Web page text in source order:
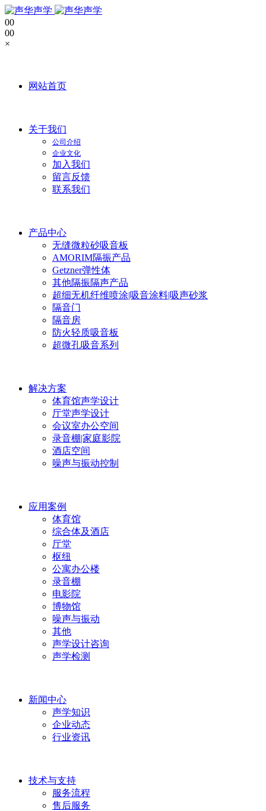
00
00
×
网站首页
关于我们
公司介绍
企业文化
加入我们
留言反馈
联系我们
产品中心
无缝微粒砂吸音板
AMORIM隔振产品
Getzner弹性体
其他隔振隔声产品
超细无机纤维喷涂|吸音涂料|吸声砂浆
隔音门
隔音房
防火轻质吸音板
超微孔吸音系列
解决方案
体育馆声学设计
厅堂声学设计
会议室办公空间
录音棚|家庭影院
酒店空间
噪声与振动控制
应用案例
体育馆
综合体及酒店
厅堂
枢纽
公寓办公楼
录音棚
电影院
博物馆
噪声与振动
其他
声学设计咨询
声学检测
新闻中心
声学知识
企业动态
行业资讯
技术与支持
服务流程
售后服务